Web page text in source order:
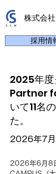
株式会
採用情
2025年
Partner
いて11名
た。
2026年7月
2026年6月8